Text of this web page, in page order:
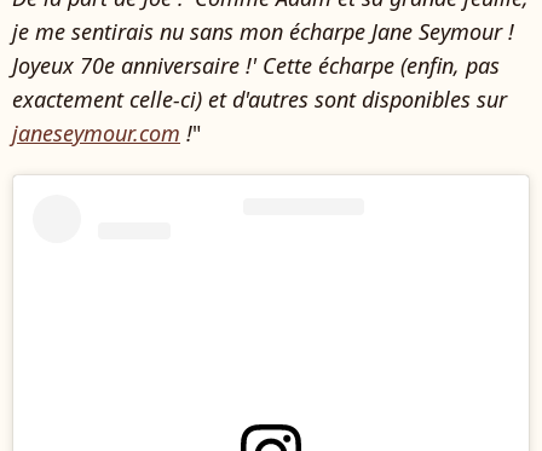
je me sentirais nu sans mon écharpe Jane Seymour !
Joyeux 70e anniversaire !' Cette écharpe (enfin, pas
exactement celle-ci) et d'autres sont disponibles sur
janeseymour.com !"